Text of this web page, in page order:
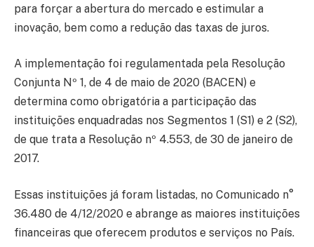
para forçar a abertura do mercado e estimular a
inovação, bem como a redução das taxas de juros.
A implementação foi regulamentada pela Resolução
Conjunta Nº 1, de 4 de maio de 2020 (BACEN) e
determina como obrigatória a participação das
instituições enquadradas nos Segmentos 1 (S1) e 2 (S2),
de que trata a Resolução nº 4.553, de 30 de janeiro de
2017.
Essas instituições já foram listadas, no Comunicado n°
36.480 de 4/12/2020 e abrange as maiores instituições
financeiras que oferecem produtos e serviços no País.